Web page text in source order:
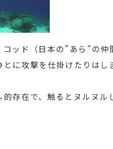
コッド（日本の”あら”の
に攻撃を仕掛けたりはし
存在で、触るとヌルヌル